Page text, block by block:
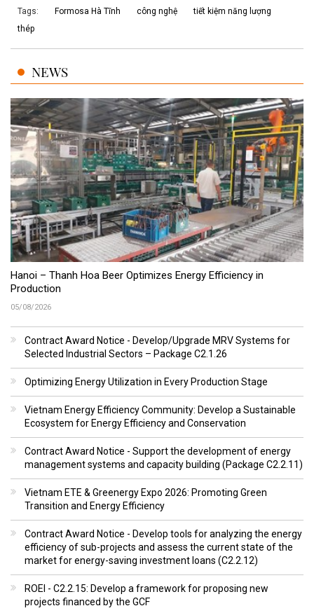
Tags: Formosa Hà Tĩnh công nghệ
tiết kiệm năng lượng
thép
NEWS
Hanoi – Thanh Hoa Beer Optimizes Energy Efficiency in
Production
05/08/2026
Contract Award Notice - Develop/Upgrade MRV Systems for
Selected Industrial Sectors – Package C2.1.26
Optimizing Energy Utilization in Every Production Stage
Vietnam Energy Efficiency Community: Develop a Sustainable
Ecosystem for Energy Efficiency and Conservation
Contract Award Notice - Support the development of energy
management systems and capacity building (Package C2.2.11)
Vietnam ETE & Greenergy Expo 2026: Promoting Green
Transition and Energy Efficiency
Contract Award Notice - Develop tools for analyzing the energy
efficiency of sub-projects and assess the current state of the
market for energy-saving investment loans (C2.2.12)
ROEI - C2.2.15: Develop a framework for proposing new
projects financed by the GCF